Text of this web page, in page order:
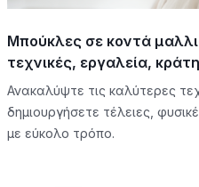
Μπούκλες σε κοντά
τεχνικές, εργαλεία,
Ανακαλύψτε τις καλύτερες
δημιουργήσετε τέλειες,
με εύκολο τρόπο.